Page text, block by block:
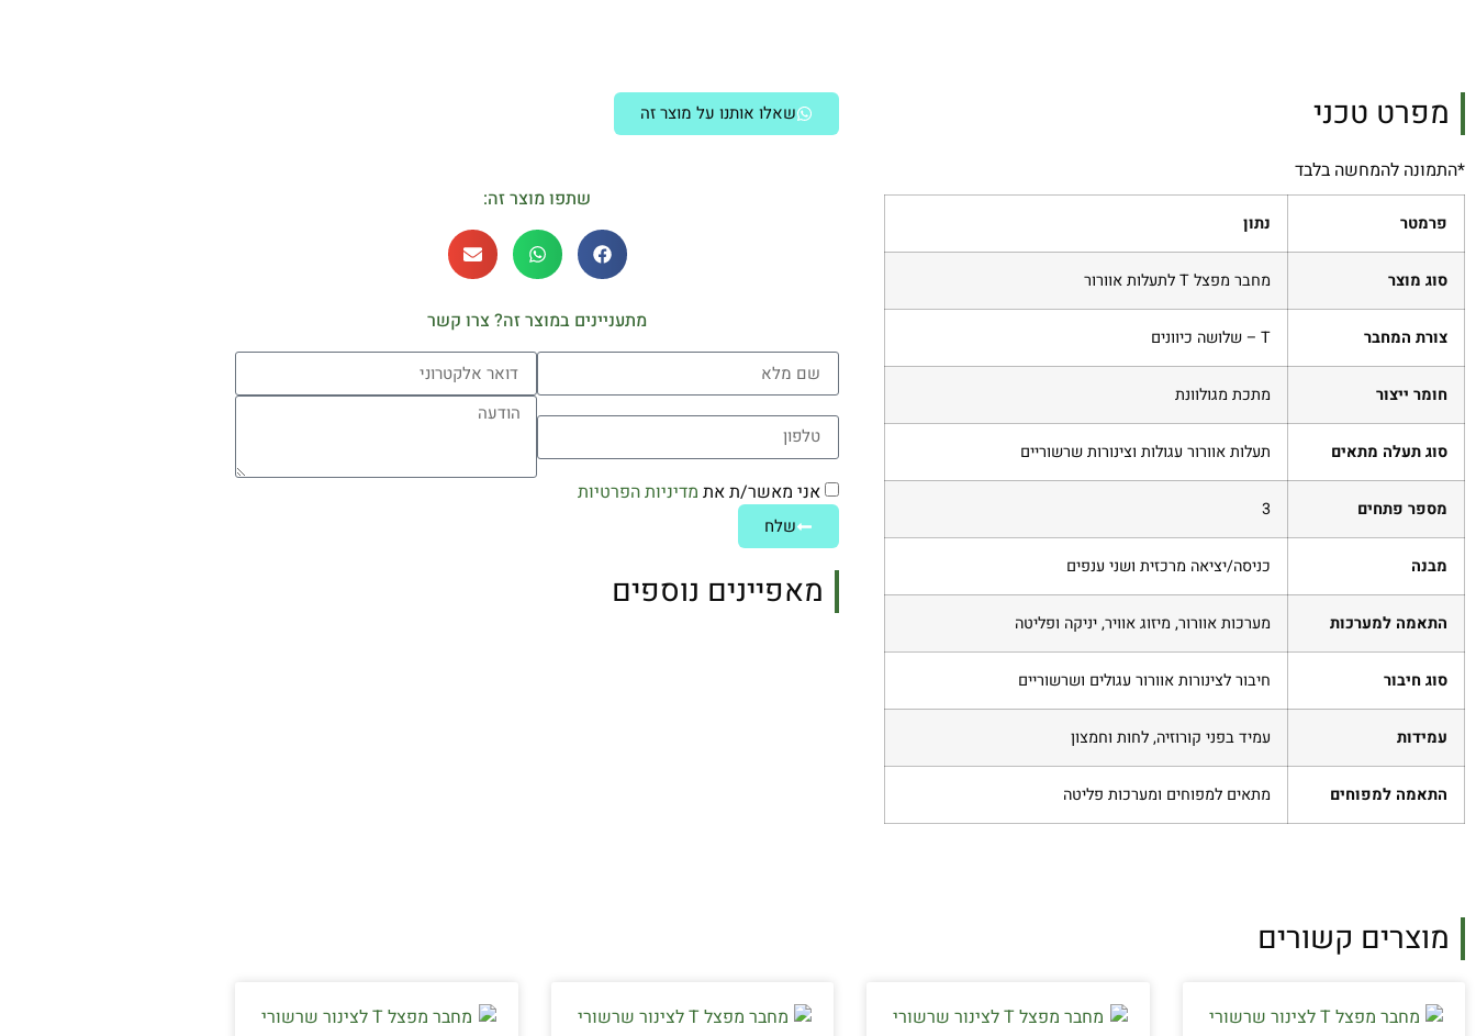
מפרט טכני
*התמונה להמחשה בלבד
פרמטר נתון
סוג מוצר מחבר מפצל T לתעלות אוורור
צורת המחבר T – שלושה כיוונים
חומר ייצור מתכת מגולוונת
סוג תעלה מתאים תעלות אוורור עגולות וצינורות שרשוריים
מספר פתחים 3
מבנה כניסה/יציאה מרכזית ושני ענפים
התאמה למערכות מערכות אוורור, מיזוג אוויר, יניקה ופליטה
סוג חיבור חיבור לצינורות אוורור עגולים ושרשוריים
עמידות עמיד בפני קורוזיה, לחות וחמצון
התאמה למפוחים מתאים למפוחים ומערכות פליטה
שאלו אותנו על מוצר זה
שתפו מוצר זה:
מתעניינים במוצר זה? צרו קשר
אני מאשר/ת את מדיניות הפרטיות
שלח
מאפיינים נוספים
מוצרים קשורים